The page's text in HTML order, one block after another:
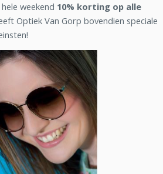
weekend 10% korting op alle
Optiek Van Gorp bovendien speciale